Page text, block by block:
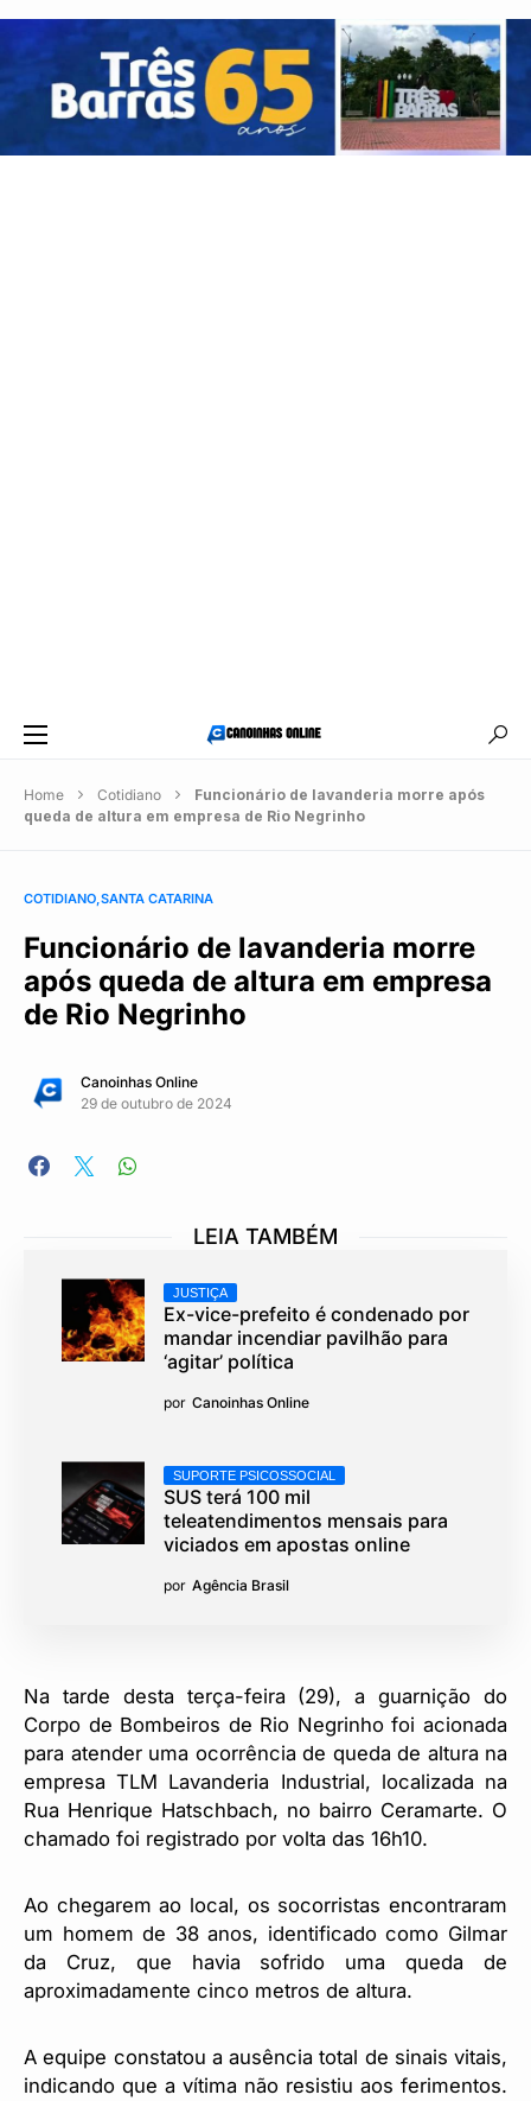
Home Cotidiano
Funcionário de lavanderia morre após
queda de altura em empresa de Rio Negrinho
COTIDIANO SANTA CATARINA
Funcionário de lavanderia morre
após queda de altura em empresa
de Rio Negrinho
Canoinhas Online
29 de outubro de 2024
LEIA TAMBÉM
JUSTIÇA
Ex-vice-prefeito é condenado por
mandar incendiar pavilhão para
‘agitar’ política
por Canoinhas Online
SUPORTE PSICOSSOCIAL
SUS terá 100 mil
teleatendimentos mensais para
viciados em apostas online
por Agência Brasil
Na tarde desta terça-feira (29), a guarnição do
Corpo de Bombeiros de Rio Negrinho foi acionada
para atender uma ocorrência de queda de altura na
empresa TLM Lavanderia Industrial, localizada na
Rua Henrique Hatschbach, no bairro Ceramarte. O
chamado foi registrado por volta das 16h10.
Ao chegarem ao local, os socorristas encontraram
um homem de 38 anos, identificado como Gilmar
da Cruz, que havia sofrido uma queda de
aproximadamente cinco metros de altura.
A equipe constatou a ausência total de sinais vitais,
indicando que a vítima não resistiu aos ferimentos.